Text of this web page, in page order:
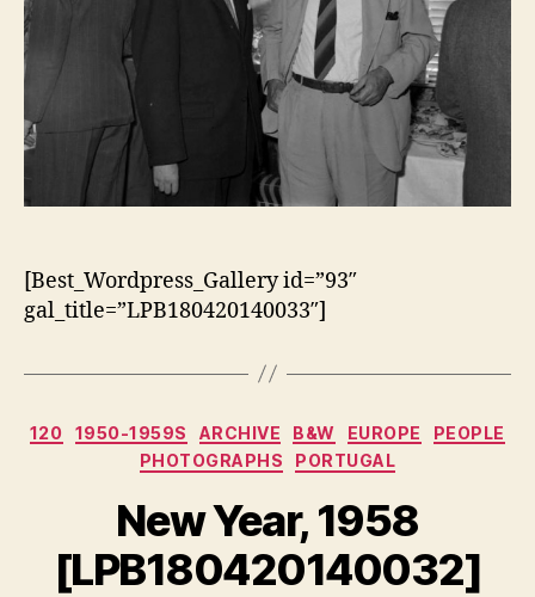
[Best_Wordpress_Gallery id=”93″
gal_title=”LPB180420140033″]
Categorias
120 1950-1959S ARCHIVE B&W EUROPE
PEOPLE
PHOTOGRAPHS
PORTUGAL
New Year, 1958
[LPB180420140032]